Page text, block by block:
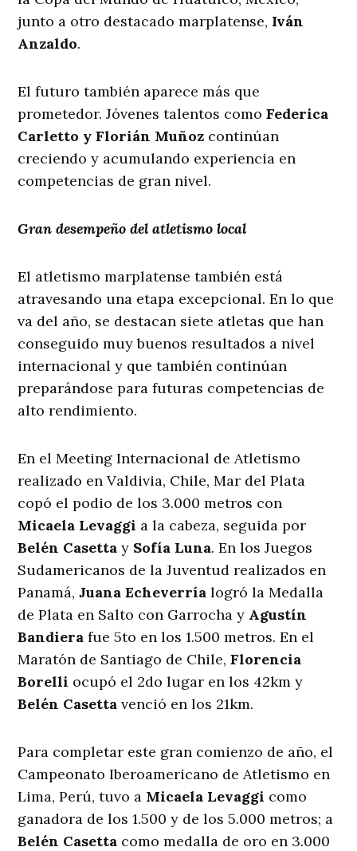
junto a otro destacado marplatense, Iván
Anzaldo.
El futuro también aparece más que
prometedor. Jóvenes talentos comoFederica
Carletto y Florián Muñoz continúan
creciendo y acumulando experiencia en
competencias de gran nivel.
Gran desempeño del atletismo local
El atletismo marplatense también está
atravesando una etapa excepcional. En lo que
va del año, se destacan siete atletas que han
conseguido muy buenos resultados a nivel
internacional y que también continúan
preparándose para futuras competencias de
alto rendimiento.
En el Meeting Internacional de Atletismo
realizado en Valdivia, Chile, Mar del Plata
copó el podio de los 3.000 metros con
Micaela Levaggi a la cabeza, seguida por
Belén Casetta y Sofía Luna. En los Juegos
Sudamericanos de la Juventud realizados en
Panamá,Juana Echeverríalogró la Medalla
de Plata en Salto con Garrocha y Agustín
Bandiera fue 5to en los 1.500 metros. En el
Maratón de Santiago de Chile,Florencia
Borelli ocupó el 2do lugar en los 42km y
Belén Casetta venció en los 21km.
Para completar este gran comienzo de año, el
Campeonato Iberoamericano de Atletismo en
Lima, Perú, tuvo a Micaela Levaggi como
ganadora de los 1.500 y de los 5.000 metros; a
Belén Casetta como medalla de oro en 3.000